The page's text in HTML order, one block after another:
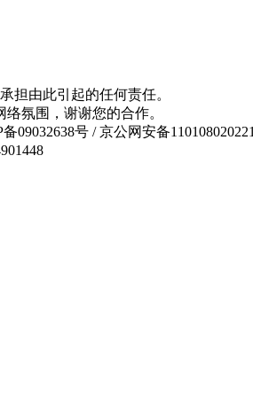
担由此引起的任何责任。
氛围，谢谢您的合作。
09032638号 / 京公网安备